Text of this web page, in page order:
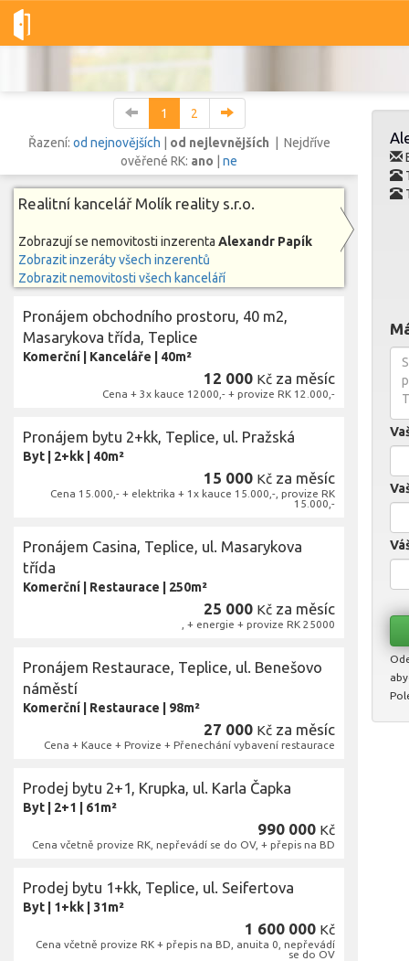
Dobré-nemovitosti.cz Molík reality s.r.o. Alexandr Papík
Vše Pozemky
Lokalita
Lokalita
Lokalita
1
2
Řazení: od nejnovějších od nejlevnějších
| Nejdříve
ověřené RK: ano ne
Realitní kancelář Molík reality s.r.o.
Zobrazují se nemovitosti inzerenta Alexandr Papík
Zobrazit inzeráty všech inzerentů
Zobrazit nemovitosti všech kanceláří
Pronájem obchodního prostoru, 40 m2,
Masarykova třída, Teplice
Komerční Kanceláře 40m²
12 000 Kč za měsíc
Cena + 3x kauce 12000,- + provize RK 12.000,-
Pronájem bytu 2+kk, Teplice, ul. Pražská
Byt 2+kk 40m²
15 000 Kč za měsíc
Cena 15.000,- + elektrika + 1x kauce 15.000,-, provize RK
15.000,-
Pronájem Casina, Teplice, ul. Masarykova
třída
Komerční Restaurace 250m²
25 000 Kč za měsíc
, + energie + provize RK 25000
Pronájem Restaurace, Teplice, ul. Benešovo
náměstí
Komerční Restaurace 98m²
27 000 Kč za měsíc
Cena + Kauce + Provize + Přenechání vybavení restaurace
Prodej bytu 2+1, Krupka, ul. Karla Čapka
Byt 2+1 61m²
990 000 Kč
Cena včetně provize RK, nepřevádí se do OV, + přepis na BD
Prodej bytu 1+kk, Teplice, ul. Seifertova
Byt 1+kk 31m²
1 600 000 Kč
Cena včetně provize RK + přepis na BD, anuita 0, nepřevádí
se do OV